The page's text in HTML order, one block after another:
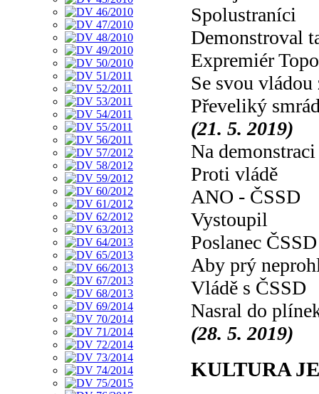
Spolustraníci
Demonstroval
Expremiér
Se svou vládou
Převeliký
(21. 5. 2019)
Na demonstraci
Proti vládě
ANO - ČSSD
Vystoupil
Poslanec
Aby prý
Vládě s ČSSD
Nasral do
(28. 5. 2019)
KULTURA